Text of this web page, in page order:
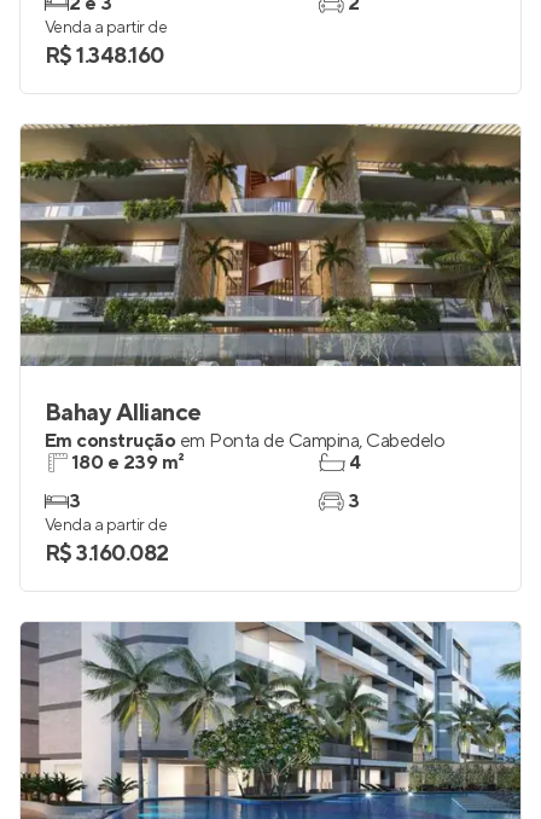
Venda a partir de
R$ 1.348.160
Bahay Alliance
Em construção em Ponta de Campina, Cabedelo
180 e 239 m²
3
4
3
Venda a partir de
R$ 3.160.082